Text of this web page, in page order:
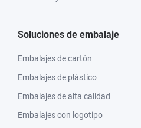
Soluciones de embalaje
Embalajes de cartón
Embalajes de plástico
Embalajes de alta calidad
Embalajes con logotipo